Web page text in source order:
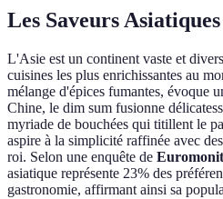
Les Saveurs Asiatiques
L'Asie est un continent vaste et
cuisines les plus enrichissantes au
mélange d'épices fumantes, évoque
Chine, le dim sum fusionne
myriade de bouchées qui titillent le
aspire à la simplicité raffinée avec
roi. Selon une enquête de
asiatique représente 23% des
gastronomie, affirmant ainsi sa